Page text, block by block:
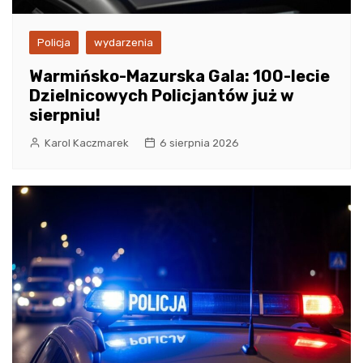
Policja wydarzenia
Warmińsko-Mazurska Gala: 100-lecie
Dzielnicowych Policjantów już w
sierpniu!
Karol Kaczmarek 6 sierpnia 2026